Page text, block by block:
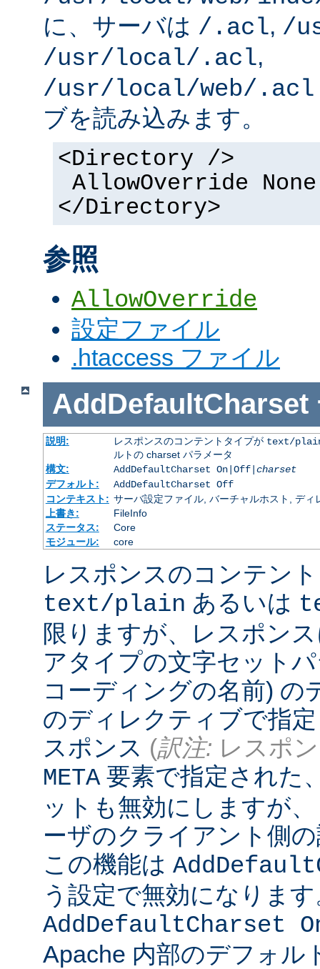
に、サーバは /.acl, /
/usr/local/.acl,
/usr/local/web/.acl
ブを読み込みます。
<Directory />
AllowOverride None
</Directory>
参照
AllowOverride
設定ファイル
.htaccess ファイル
AddDefaultCharset
説明: レスポンスのコンテントタイプが text/
ルトの charset パラメータ
構文:
AddDefaultCharset On|Off| charset
デフォルト:
AddDefaultCharset Off
コンテキスト: サーバ設定ファイル, バーチャルホスト, ディ
上書き:
FileInfo
ステータス:
Core
モジュール:
core
レスポンスのコンテン
text/plain あるいは
限りますが、レスポン
アタイプの文字セット
コーディングの名前) の
のディレクティブで指
スポンス (訳注: レスポ
META 要素で指定された
ットも無効にしますが
ーザのクライアント側
この機能は
う設定で無効になりま
AddDefaultCharset
Apache 内部のデフォル